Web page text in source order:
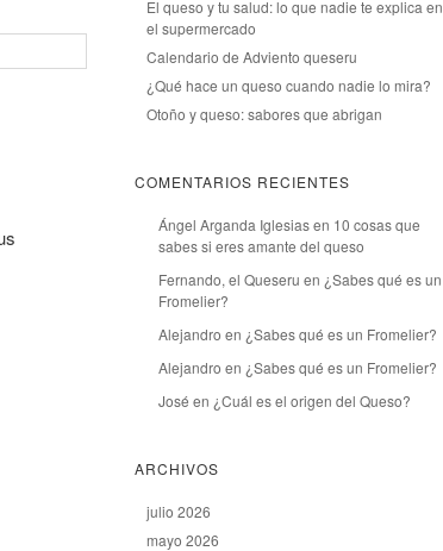
El queso y tu salud: lo que nadie te explica en
el supermercado
Calendario de Adviento queseru
¿Qué hace un queso cuando nadie lo mira?
Otoño y queso: sabores que abrigan
COMENTARIOS RECIENTES
Ángel Arganda Iglesiasen 10 cosas que
sabes si eres amante del queso
Fernando, el Queseru en ¿Sabes qué es un
Fromelier?
Alejandro en ¿Sabes qué es un Fromelier?
Alejandro en ¿Sabes qué es un Fromelier?
José en ¿Cuál es el origen del Queso?
ARCHIVOS
julio 2026
mayo 2026